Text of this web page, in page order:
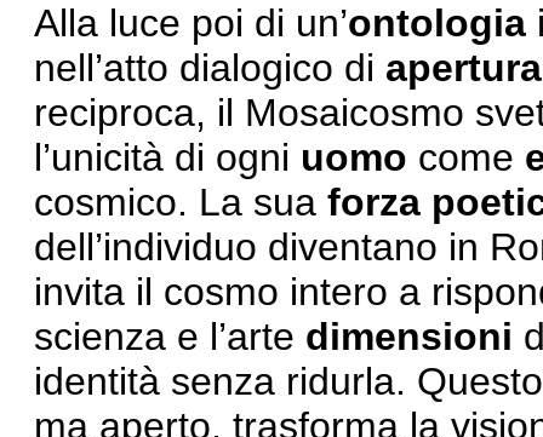
Alla luce poi di un’ontologia
nell’atto dialogico di apertura
reciproca, il Mosaicosmo
l’unicità di ogni uomo come
cosmico. La sua forza
dell’individuo diventano in
invita il cosmo intero a
scienza e l’arte dimensioni
identità senza ridurla.
ma aperto, trasforma la